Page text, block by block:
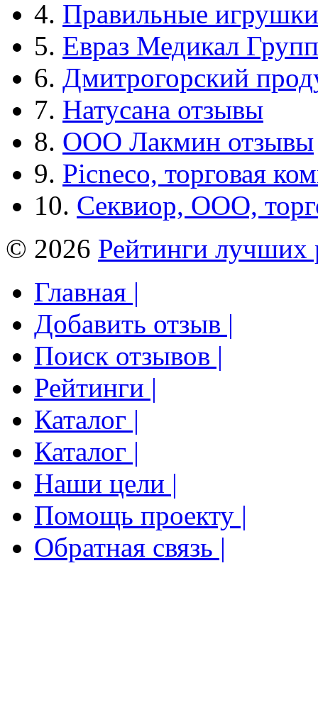
4. Правильные игрушки
5. Евраз Медикал Групп
6. Дмитрогорский
7. Натусана отзывы
8. ООО Лакмин отзывы
9. Picneco, торговая
10. Секвиор, ООО,
© 2026 Рейтинги лучших
Главная |
Добавить отзыв |
Поиск отзывов |
Рейтинги |
Каталог |
Каталог |
Наши цели |
Помощь проекту |
Обратная связь |